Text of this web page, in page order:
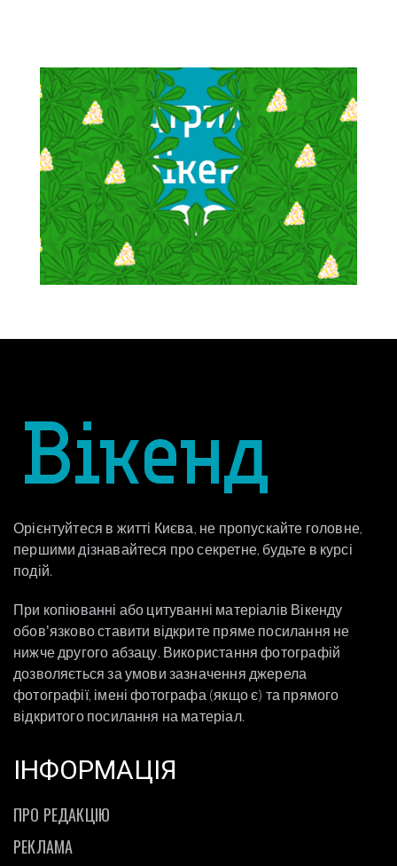
Орієнтуйтеся в житті Києва, не пропускайте головне,
першими дізнавайтеся про секретне, будьте в курсі
подій.
При копіюванні або цитуванні матеріалів Вікенду
обовʼязково ставити відкрите пряме посилання не
нижче другого абзацу. Використання фотографій
дозволяється за умови зазначення джерела
фотографії, імені фотографа (якщо є) та прямого
відкритого посилання на матеріал.
ІНФОРМАЦІЯ
ПРО РЕДАКЦІЮ
РЕКЛАМА